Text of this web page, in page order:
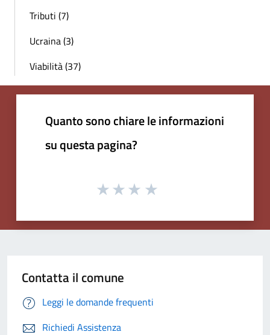
Tributi (7)
Ucraina (3)
Viabilità (37)
Quanto sono chiare le informazioni
su questa pagina?
Contatta il comune
Leggi le domande frequenti
Richiedi Assistenza